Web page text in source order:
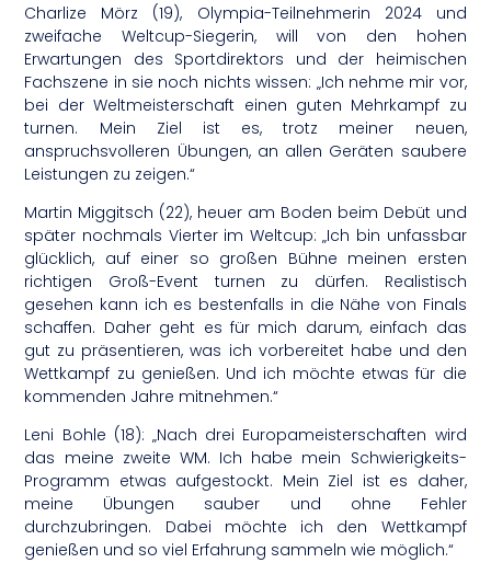
Charlize Mörz (19), Olympia-Teilnehmerin 2024 und
zweifache Weltcup-Siegerin, will von den hohen
Erwartungen des Sportdirektors und der heimischen
Fachszene in sie noch nichts wissen: „Ich nehme mir vor,
bei der Weltmeisterschaft einen guten Mehrkampf zu
turnen. Mein Ziel ist es, trotz meiner neuen,
anspruchsvolleren Übungen, an allen Geräten saubere
Leistungen zu zeigen.“
Martin Miggitsch (22), heuer am Boden beim Debüt und
später nochmals Vierter im Weltcup: „Ich bin unfassbar
glücklich, auf einer so großen Bühne meinen ersten
richtigen Groß-Event turnen zu dürfen. Realistisch
gesehen kann ich es bestenfalls in die Nähe von Finals
schaffen. Daher geht es für mich darum, einfach das
gut zu präsentieren, was ich vorbereitet habe und den
Wettkampf zu genießen. Und ich möchte etwas für die
kommenden Jahre mitnehmen.“
Leni Bohle (18): „Nach drei Europameisterschaften wird
das meine zweite WM. Ich habe mein Schwierigkeits-
Programm etwas aufgestockt. Mein Ziel ist es daher,
meine Übungen sauber und ohne Fehler
durchzubringen. Dabei möchte ich den Wettkampf
genießen und so viel Erfahrung sammeln wie möglich.“